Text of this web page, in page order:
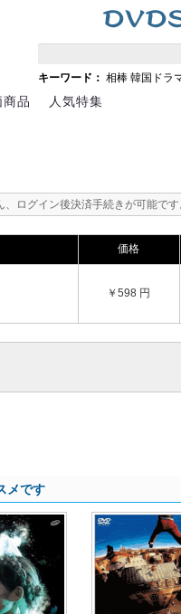
キーワード： 相棒 韓国ドラ
商品 人気特集
、ログイン後決済手続きが可能で
価格
￥598 円
メです